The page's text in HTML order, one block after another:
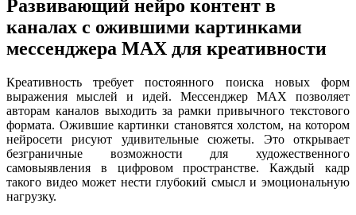
Развивающий нейро контент в
каналах с ожившими картинками
мессенджера MAX для креативности
Креативность требует постоянного поиска новых форм
выражения мыслей и идей. Мессенджер MAX позволяет
авторам каналов выходить за рамки привычного текстового
формата. Ожившие картинки становятся холстом, на котором
нейросети рисуют удивительные сюжеты. Это открывает
безграничные возможности для художественного
самовыявления в цифровом пространстве. Каждый кадр
такого видео может нести глубокий смысл и эмоциональную
нагрузку.